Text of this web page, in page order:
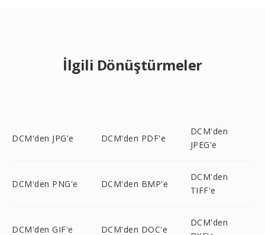
İlgili Dönüştürmeler
DCM'den JPG'e DCM'den PDF'e
DCM'den
JPEG'e
DCM'den PNG'e DCM'den BMP'e
DCM'den
TIFF'e
DCM'den GIF'e DCM'den DOC'e
DCM'den